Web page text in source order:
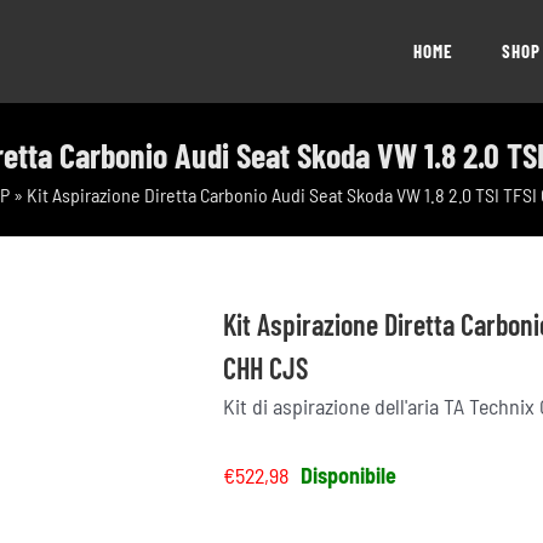
HOME SHOP
Carbonio Audi Seat Skoda VW 1.8 2.0 TSI
» Kit Aspirazione Diretta Carbonio Audi Seat Skoda VW 1.8 2.0 TSI TFSI
Kit Aspirazione Diretta
CHH CJS
Kit di aspirazione dell'aria TA Technix
€522,98 Disponibile